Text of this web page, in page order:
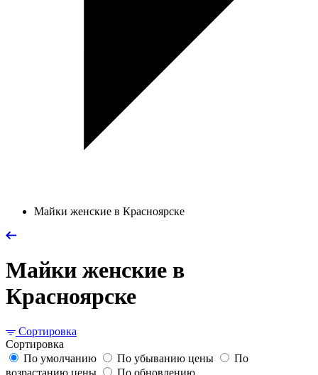
Майки женские в Красноярске
Майки женские в
Красноярске
Сортировка
Сортировка
По умолчанию
По убыванию цены
По
возрастанию цены
По обновлению